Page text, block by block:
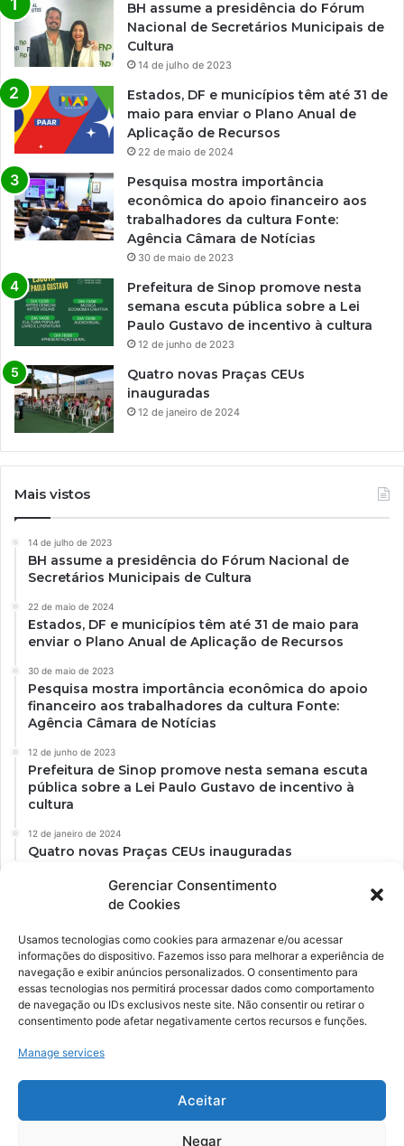
Gerenciar Consentimento
de Cookies
Usamos tecnologias como cookies para armazenar e/ou acessar
informações do dispositivo. Fazemos isso para melhorar a experiência de
navegação e exibir anúncios personalizados. O consentimento para
essas tecnologias nos permitirá processar dados como comportamento
de navegação ou IDs exclusivos neste site. Não consentir ou retirar o
consentimento pode afetar negativamente certos recursos e funções.
Manage services
Aceitar
Negar
BH assume a presidência do Fórum
Nacional de Secretários Municipais de
Cultura
14 de julho de 2023
Estados, DF e municípios têm até 31 de
maio para enviar o Plano Anual de
Aplicação de Recursos
22 de maio de 2024
Pesquisa mostra importância
econômica do apoio financeiro aos
trabalhadores da cultura Fonte:
Agência Câmara de Notícias
30 de maio de 2023
Prefeitura de Sinop promove nesta
semana escuta pública sobre a Lei
Paulo Gustavo de incentivo à cultura
12 de junho de 2023
Quatro novas Praças CEUs
inauguradas
12 de janeiro de 2024
Mais vistos
14 de julho de 2023
BH assume a presidência do Fórum Nacional de
Secretários Municipais de Cultura
22 de maio de 2024
Estados, DF e municípios têm até 31 de maio para
enviar o Plano Anual de Aplicação de Recursos
30 de maio de 2023
Pesquisa mostra importância econômica do apoio
financeiro aos trabalhadores da cultura Fonte:
Agência Câmara de Notícias
12 de junho de 2023
Prefeitura de Sinop promove nesta semana escuta
pública sobre a Lei Paulo Gustavo de incentivo à
cultura
12 de janeiro de 2024
Quatro novas Praças CEUs inauguradas
Ockara é uma plataforma multicultural e criativa. Nossa proposta é
oferecer o máximo de ferramentas para realizadores e
YouTube